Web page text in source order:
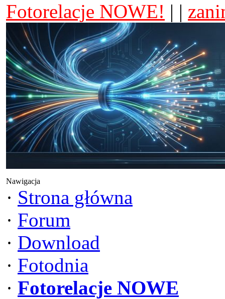
Fotorelacje NOWE! | |
Nawigacja
· Strona główna
· Forum
· Download
· Fotodnia
· Fotorelacje NOWE